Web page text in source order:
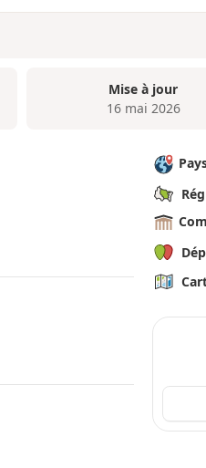
Mise à jour
16 mai 2026